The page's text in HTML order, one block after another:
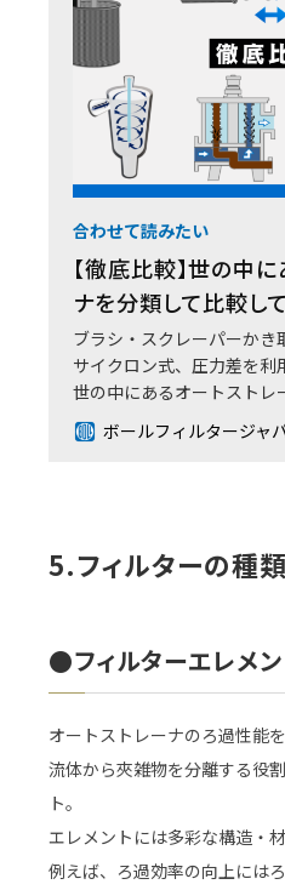
合わせて読みたい
【徹底比較】世の中
ナを分類して比較し
ブラシ・スクレーパーかき
サイクロン式、圧力差を利
世の中にあるオートストレ
ボールフィルタージャ
5.フィルターの種
●フィルターエレメ
オートストレーナのろ過性能
流体から夾雑物を分離する役
ト。
エレメントには多彩な構造・
例えば、ろ過効率の向上には